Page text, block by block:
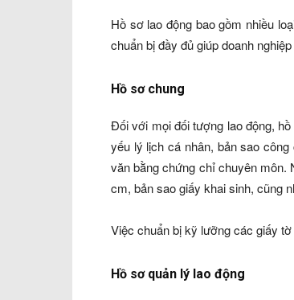
Hồ sơ lao động bao gồm nhiều
chuẩn bị đầy đủ giúp doanh
Hồ sơ chung
Đối với mọi đối tượng lao động,
yếu lý lịch cá nhân, bản sao
văn bằng chứng chỉ chuyên
cm, bản sao giấy khai sinh, cũng
Việc chuẩn bị kỹ lưỡng các giấy
Hồ sơ quản lý lao động